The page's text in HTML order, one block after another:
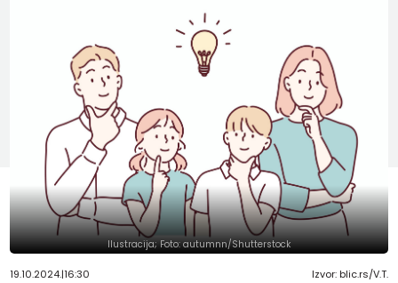
Ilustracija; Foto: autumnn/Shutterstock
19.10.2024.|16:30 Izvor: blic.rs/V.T.